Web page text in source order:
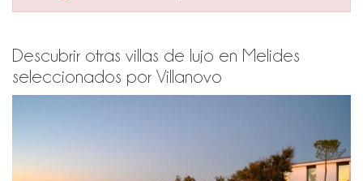
Descubrir otras villas de lujo en Melides
seleccionados por Villanovo